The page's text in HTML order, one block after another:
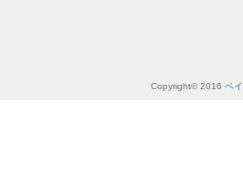
Copyright© 2016 ベ